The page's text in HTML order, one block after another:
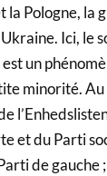
la Pologne, la
Ici, le
un
minorité.
et du Parti
de gauche